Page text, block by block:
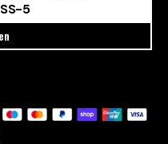
5